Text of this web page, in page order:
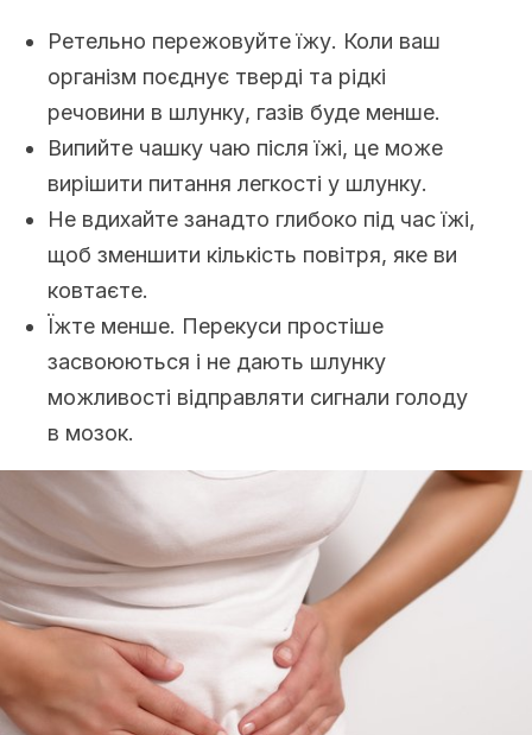
Ретельно пережовуйте їжу. Коли ваш
організм поєднує тверді та рідкі
речовини в шлунку, газів буде менше.
Випийте чашку чаю після їжі, це може
вирішити питання легкості у шлунку.
Не вдихайте занадто глибоко під час їжі,
щоб зменшити кількість повітря, яке ви
ковтаєте.
Їжте менше. Перекуси простіше
засвоюються і не дають шлунку
можливості відправляти сигнали голоду
в мозок.